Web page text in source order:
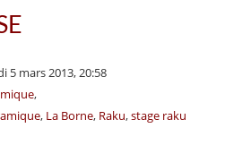
5 mars 2013, 20:58
La Borne Raku stage raku